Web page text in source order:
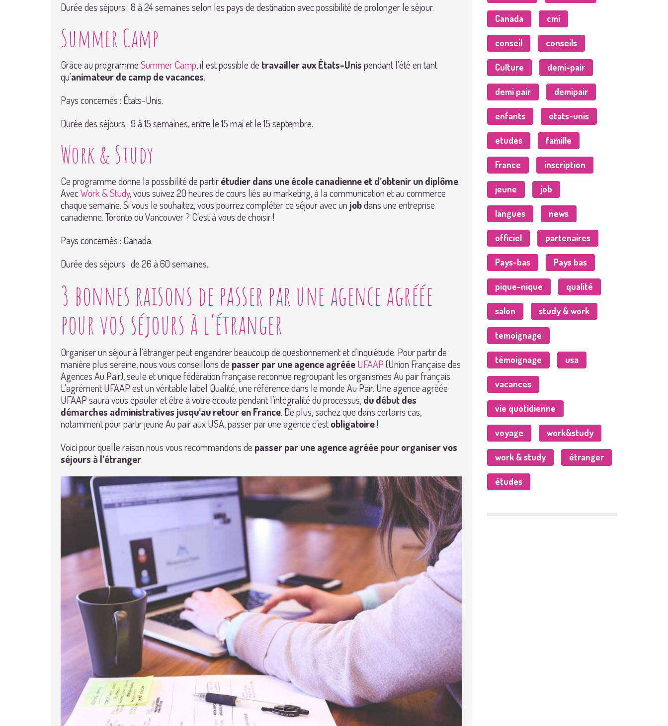
Durée des séjours : 8 à 24 semaines selon les pays de destination avec possibilité de prolonger le séjour.
Summer Camp
Grâce au programmeSummer Camp, il est possible de travailler aux États-Unispendant l’été en tant
qu’animateur de camp de vacances.
Pays concernés : États-Unis.
Durée des séjours : 9 à 15 semaines, entre le 15 mai et le 15 septembre.
Work & Study
Ce programme donne la possibilité de partirétudier dans une école canadienne et d’obtenir un diplôme.
AvecWork & Study, vous suivez 20 heures de cours liés au marketing, à la communication et au commerce
chaque semaine. Si vous le souhaitez, vous pourrez compléter ce séjour avec un jobdans une entreprise
canadienne. Toronto ou Vancouver ? C’est à vous de choisir !
Pays concernés : Canada.
Durée des séjours : de 26 à 60 semaines.
3 bonnes raisons de passer par une agence agréée
pour vos séjours à l’étranger
Organiser un séjour à l’étranger peut engendrer beaucoup de questionnement et d’inquiétude. Pour partir de
manière plus sereine, nous vous conseillons de passer par une agence agrééeUFAAP(Union Française des
Agences Au Pair), seule et unique fédération française reconnue regroupant les organismes Au pair français.
L’agrément UFAAP est un véritable label Qualité, une référence dans le monde Au Pair. Une agence agréée
UFAAP saura vous épauler et être à votre écoute pendant l’intégralité du processus,du début des
démarches administratives jusqu’au retour en France. De plus, sachez que dans certains cas,
notamment pour partir jeune Au pair aux USA, passer par une agence c’estobligatoire!
Voici pour quelle raison nous vous recommandons de passer par une agence agréée pour organiser vos
séjours à l’étranger.
Canada cmi
conseil conseils
Culture demi-pair
demi pair demipair
enfants etats-unis
etudes famille
France inscription
jeune job
langues news
officiel partenaires
Pays-bas Pays bas
pique-nique qualité
salon study & work
temoignage
témoignage usa
vacances
vie quotidienne
voyage work&study
work & study étranger
études